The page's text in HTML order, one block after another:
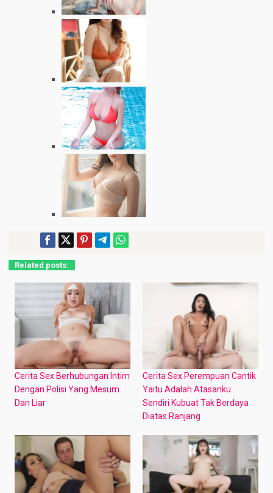
Related posts:
Cerita Sex Berhubungan Intim
Dengan Polisi Yang Mesum
Dan Liar
Cerita Sex Perempuan Cantik
Yaitu Adalah Atasanku
Sendiri Kubuat Tak Berdaya
Diatas Ranjang